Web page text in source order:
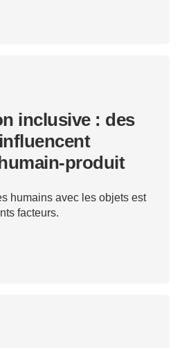
inclusive : des
produit
humains avec les objets est
facteurs.